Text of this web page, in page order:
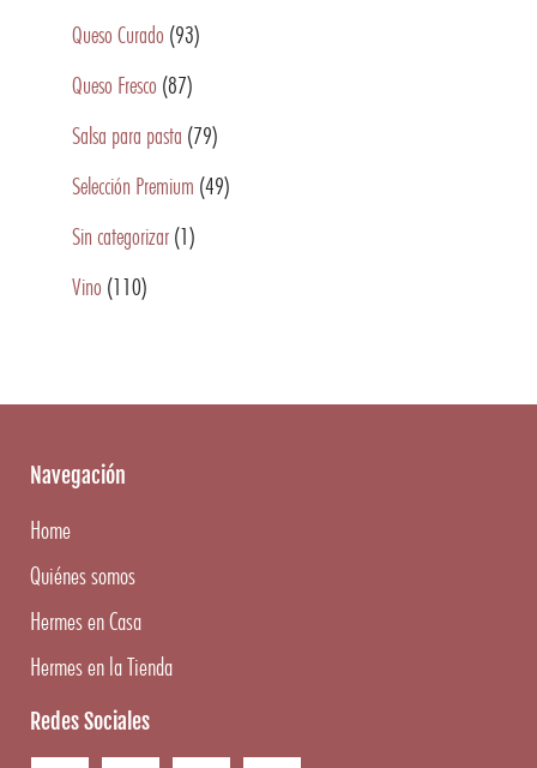
Queso Curado (93)
Queso Fresco (87)
Salsa para pasta (79)
Selección Premium (49)
Sin categorizar (1)
Vino (110)
Navegación
Home
Quiénes somos
Hermes en Casa
Hermes en la Tienda
Redes Sociales